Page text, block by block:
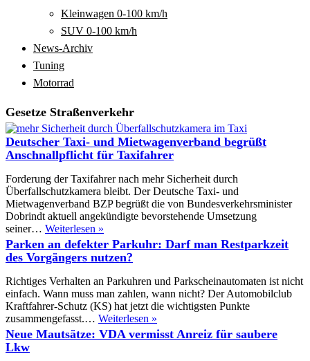
Kleinwagen 0-100 km/h
SUV 0-100 km/h
News-Archiv
Tuning
Motorrad
Gesetze Straßenverkehr
Deutscher Taxi- und Mietwagenverband begrüßt
Anschnallpflicht für Taxifahrer
Forderung der Taxifahrer nach mehr Sicherheit durch
Überfallschutzkamera bleibt. Der Deutsche Taxi- und
Mietwagenverband BZP begrüßt die von Bundesverkehrsminister
Dobrindt aktuell angekündigte bevorstehende Umsetzung
seiner… Weiterlesen »
Taxi-
und
Mietwagenverband
begrüßt
Anschnallpflicht
für
Taxifahrer
Parken an defekter Parkuhr: Darf man Restparkzeit
des Vorgängers nutzen?
Richtiges Verhalten an Parkuhren und Parkscheinautomaten ist nicht
einfach. Wann muss man zahlen, wann nicht? Der Automobilclub
Kraftfahrer-Schutz (KS) hat jetzt die wichtigsten Punkte
zusammengefasst.… Weiterlesen »
an
defekter
Neue Mautsätze: VDA vermisst Anreiz für saubere
Lkw